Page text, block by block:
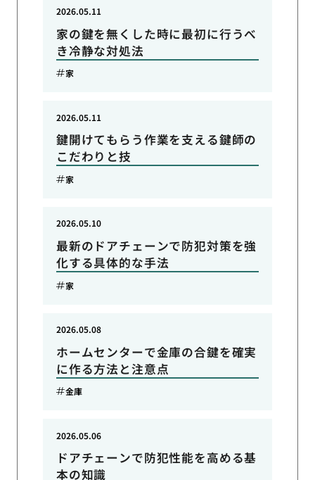
家の鍵を無くした時に最初に行うべ
き冷静な対処法
2026.05.11
家
鍵開けてもらう作業を支える鍵師の
こだわりと技
2026.05.11
家
最新のドアチェーンで防犯対策を強
化する具体的な手法
2026.05.10
家
ホームセンターで金庫の合鍵を確実
に作る方法と注意点
2026.05.08
金庫
ドアチェーンで防犯性能を高める基
本の知識
2026.05.06